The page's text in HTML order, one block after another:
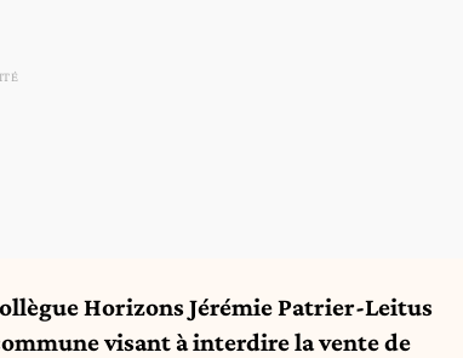
Horizons Jérémie Patrier-Leitus
visant à interdire la vente de